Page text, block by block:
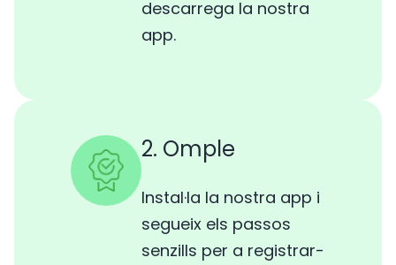
descarrega la nostra
app.
2. Omple
Instal·la la nostra app i
segueix els passos
senzills per a registrar-